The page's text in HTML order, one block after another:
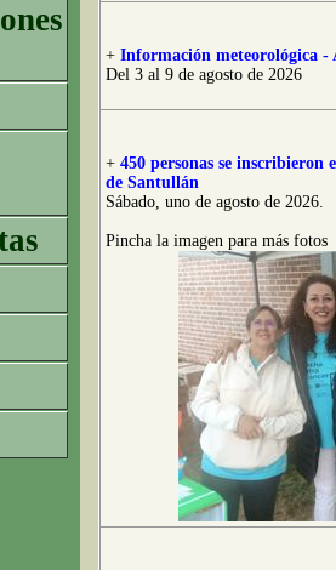
+ Información meteorológica -
Del 3 al 9 de agosto de 2026
+ 450 personas se
de Santullán
Sábado, uno de agosto de 2026.
Pincha la imagen para más fotos